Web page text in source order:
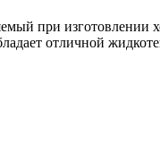
при изготовлении
отличной